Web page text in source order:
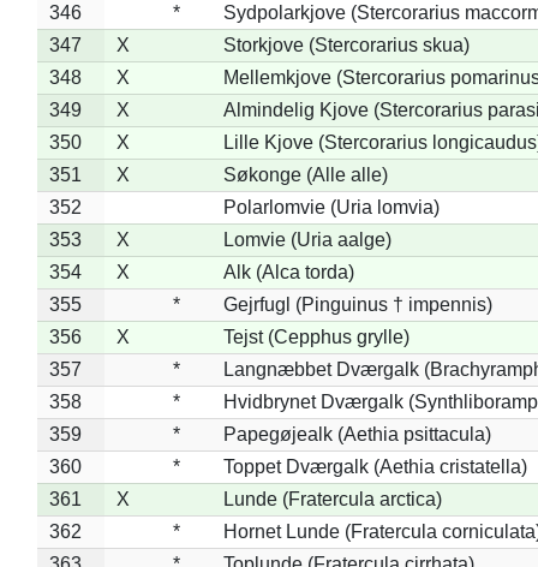
346
*
Sydpolarkjove (Stercorarius
347
X
Storkjove (Stercorarius skua)
348
X
Mellemkjove (Stercorarius
349
X
Almindelig Kjove (Stercorarius
350
X
Lille Kjove (Stercorarius
351
X
Søkonge (Alle alle)
352
Polarlomvie (Uria lomvia)
353
X
Lomvie (Uria aalge)
354
X
Alk (Alca torda)
355
*
Gejrfugl (Pinguinus † impennis)
356
X
Tejst (Cepphus grylle)
357
*
Langnæbbet Dværgalk
358
*
Hvidbrynet Dværgalk
359
*
Papegøjealk (Aethia psittacula)
360
*
Toppet Dværgalk (Aethia cristatella)
361
X
Lunde (Fratercula arctica)
362
*
Hornet Lunde (Fratercula